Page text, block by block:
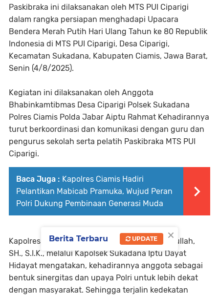
Paskibraka ini dilaksanakan oleh MTS PUI Ciparigi
dalam rangka persiapan menghadapi Upacara
Bendera Merah Putih Hari Ulang Tahun ke 80 Republik
Indonesia di MTS PUI Ciparigi, Desa Ciparigi,
Kecamatan Sukadana, Kabupaten Ciamis, Jawa Barat,
Senin (4/8/2025).
Kegiatan ini dilaksanakan oleh Anggota
Bhabinkamtibmas Desa Ciparigi Polsek Sukadana
Polres Ciamis Polda Jabar Aiptu Rahmat Kehadirannya
turut berkoordinasi dan komunikasi dengan guru dan
pengurus sekolah serta pelatih Paskibraka MTS PUI
Ciparigi.
Baca Juga : Kapolres Ciamis Hadiri
Pelantikan Mabicab Pramuka, Wujud Peran
Polri Dukung Pembinaan Generasi Muda
Kapolres Ciamis Polda Jabar AKBP H. Hidayatullah,
SH., S.I.K., melalui Kapolsek Sukadana Iptu Dayat
Hidayat mengatakan, kehadirannya anggota sebagai
bentuk sinergitas dan upaya Polri untuk lebih dekat
dengan masyarakat. Sehingga terjalin kedekatan
×
Berita Terbaru UPDATE